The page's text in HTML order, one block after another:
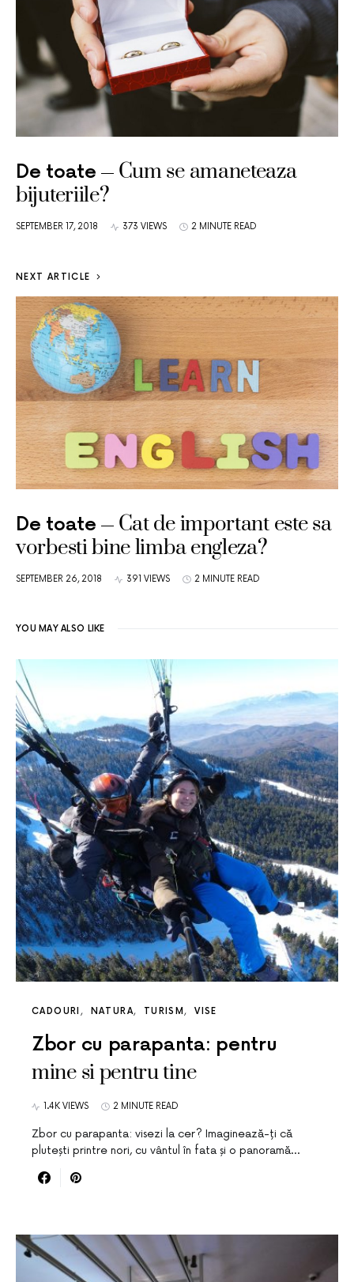
De toate
Cum se amaneteaza
bijuteriile?
SEPTEMBER 17, 2018 373 VIEWS 2 MINUTE READ
NEXT ARTICLE
De toate
Cat de important este sa
vorbesti bine limba engleza?
SEPTEMBER 26, 2018 391 VIEWS 2 MINUTE READ
YOU MAY ALSO LIKE
CADOURI NATURA TURISM VISE
Zbor cu parapanta: pentru
mine si pentru tine
1.4K VIEWS 2 MINUTE READ
Zbor cu parapanta: visezi la cer? Imaginează-ți că
plutești printre nori, cu vântul în fata și o panoramă…